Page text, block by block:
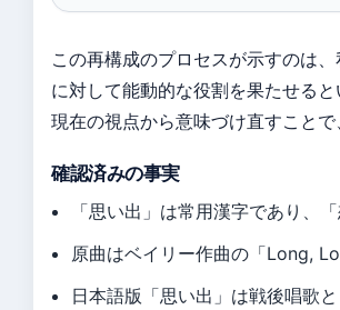
この再構成のプロセスが示すのは
に対して能動的な役割を果たせる
現在の視点から意味づけ直すこと
確認済みの事実
「思い出」は常用漢字であり、
原曲はベイリー作曲の「Long,
日本語版「思い出」は戦後唱歌